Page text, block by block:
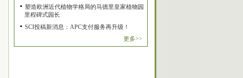
塑造欧洲近代植物学格局的马德里皇家植物园
里程碑式园长
SCI投稿新消息：APC支付服务再升级！
更多>>